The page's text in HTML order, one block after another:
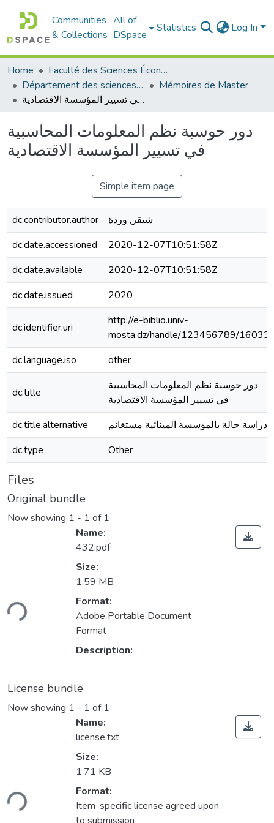
Communities
& Collections
All of
DSpace
Statistics Log In
Home
Faculté des Sciences Économiques Commerciales et des Sciences de Gestion
Département des sciences commerciales
Mémoires de Master
دور حوسبة نظم المعلومات المحاسبية في تسيير المؤسسة الاقتصادية
دور حوسبة نظم المعلومات المحاسبية
في تسيير المؤسسة الاقتصادية
Simple item page
dc.contributor.author
شيقر, وردة
dc.date.accessioned
2020-12-07T10:51:58Z
dc.date.available
2020-12-07T10:51:58Z
dc.date.issued
2020
dc.identifier.uri
http://e-biblio.univ-
mosta.dz/handle/123456789/16033
dc.language.iso
other
dc.title
دور حوسبة نظم المعلومات المحاسبية
في تسيير المؤسسة الاقتصادية
dc.title.alternative
دراسة حالة بالمؤسسة المينائية مستغانم
dc.type
Other
Files
Original bundle
Now showing 1 - 1 of 1
Name:
432.pdf
Size:
1.59 MB
Format:
Adobe Portable Document
Format
Description:
License bundle
Now showing 1 - 1 of 1
Name:
license.txt
Size:
1.71 KB
Format:
Item-specific license agreed upon